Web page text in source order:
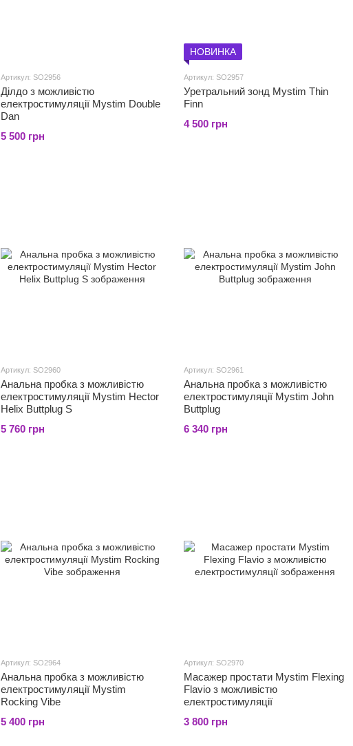
Артикул: SO2956
Ділдо з можливістю
електростимуляції Mystim Double
Dan
5 500 грн
НОВИНКА
Артикул: SO2957
Уретральний зонд Mystim Thin
Finn
4 500 грн
Артикул: SO2960
Анальна пробка з можливістю
електростимуляції Mystim Hector
Helix Buttplug S
5 760 грн
Артикул: SO2961
Анальна пробка з можливістю
електростимуляції Mystim John
Buttplug
6 340 грн
Артикул: SO2964
Анальна пробка з можливістю
електростимуляції Mystim
Rocking Vibe
5 400 грн
Артикул: SO2970
Масажер простати Mystim Flexing
Flavio з можливістю
електростимуляції
3 800 грн